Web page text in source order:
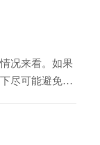
管比较丰富的
高热
况来看。如果
尽可能避免喂
用抗生素的要
有分泌的情况